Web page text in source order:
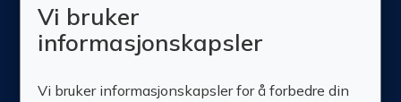
Nettbutikk
Vi bruker
informasjonskapsler
Vi bruker informasjonskapsler for å forbedre din